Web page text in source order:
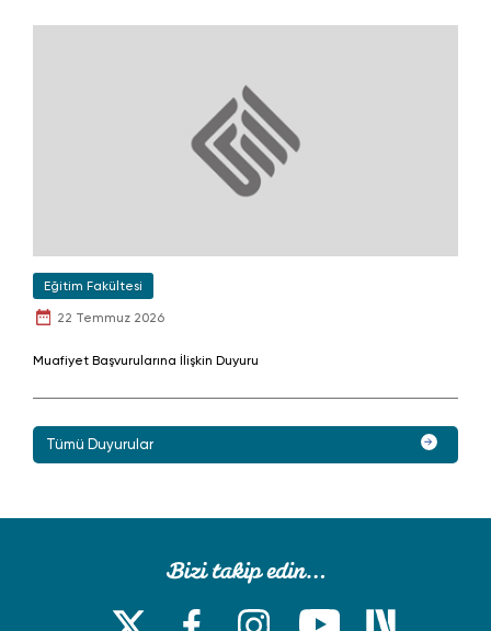
Eğitim Fakültesi
22 Temmuz 2026
Muafiyet Başvurularına İlişkin Duyuru
Tümü Duyurular